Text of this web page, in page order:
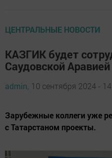
ЦЕНТРАЛЬНЫЕ НОВОСТИ
КАЗГИК будет
Саудовской
admin, 10 сентября 2024 -
Зарубежные коллеги уже
с Татарстаном проекты.